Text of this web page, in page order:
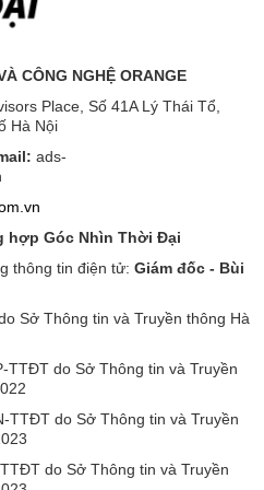
CÔNG NGHỆ ORANGE
Place, Số 41A Lý Thái Tổ,
Hà Nội
ads-
hợp Góc Nhìn Thời Đại
thông tin điện tử: Giám đốc - Bùi
Sở Thông tin và Truyền thông Hà
TTĐT do Sở Thông tin và Truyền
TTĐT do Sở Thông tin và Truyền
do Sở Thông tin và Truyền